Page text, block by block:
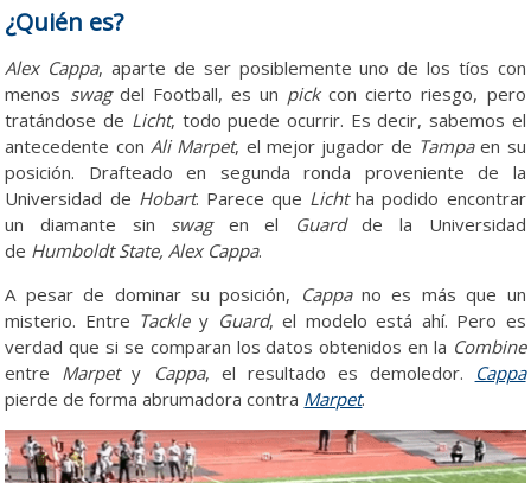
¿Quién es?
Alex Cappa, aparte de ser posiblemente uno de los tíos con
menos swagdel Football, es un pickcon cierto riesgo, pero
tratándose de Licht, todo puede ocurrir. Es decir, sabemos el
antecedente conAli Marpet, el mejor jugador de Tampaen su
posición. Drafteado en segunda ronda proveniente de la
Universidad de Hobart. Parece que Lichtha podido encontrar
un diamante sin swagen el Guardde la Universidad
de Humboldt State, Alex Cappa.
A pesar de dominar su posición, Cappano es más que un
misterio. Entre Tackley Guard, el modelo está ahí. Pero es
verdad que si se comparan los datos obtenidos en la Combine
entre Marpety Cappa, el resultado es demoledor.
Cappa
pierde de forma abrumadora contra Marpet.